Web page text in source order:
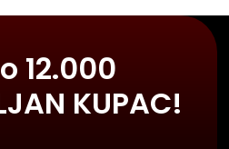
12.000
KUPAC!